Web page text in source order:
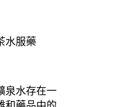
服藥
水存在一